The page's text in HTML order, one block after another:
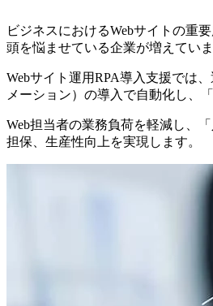
ビジネスにおけるWebサイトの重
頭を悩ませている企業が増えていま
Webサイト運用RPA導入支援では
メーション）の導入で自動化し、
Web担当者の業務負荷を軽減し、
担保、生産性向上を実現します。